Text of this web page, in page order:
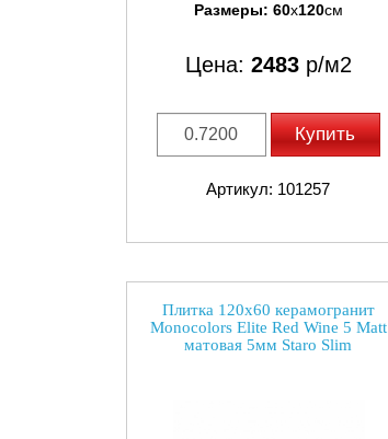
Размеры: 60x120см
Цена: 2483р/м2
Купить
Артикул: 101257
Плитка 120x60 керамогранит
Monocolors Elite Red Wine 5 Matt
матовая 5мм Staro Slim